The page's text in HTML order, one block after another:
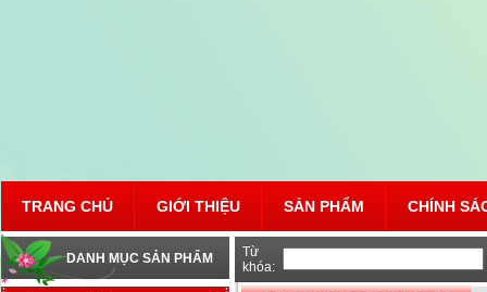
TRANG CHỦ GIỚI THIỆU SẢN PHẨM CHÍNH
DANH MỤC SẢN PHẨM
Từ
khóa: